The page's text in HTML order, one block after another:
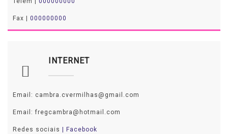
Fax | 000000000
INTERNET
Email: cambra.cvermilhas@gmail.com
Email: fregcambra@hotmail.com
Redes sociais | Facebook